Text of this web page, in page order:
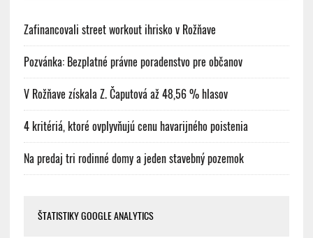
Zafinancovali street workout ihrisko v Rožňave
Pozvánka: Bezplatné právne poradenstvo pre občanov
V Rožňave získala Z. Čaputová až 48,56 % hlasov
4 kritériá, ktoré ovplyvňujú cenu havarijného poistenia
Na predaj tri rodinné domy a jeden stavebný pozemok
ŠTATISTIKY GOOGLE ANALYTICS